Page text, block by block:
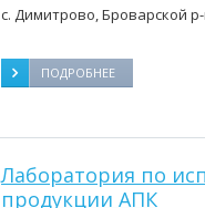
с. Димитрово, Броварской
ПОДРОБНЕЕ
Лаборатория по
продукции АПК